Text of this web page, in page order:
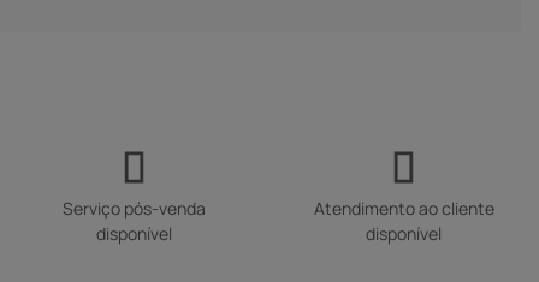
Serviço pós-venda
disponível
Atendimento ao cliente
disponível